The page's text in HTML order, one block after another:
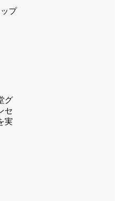
プ
グ
セ
実